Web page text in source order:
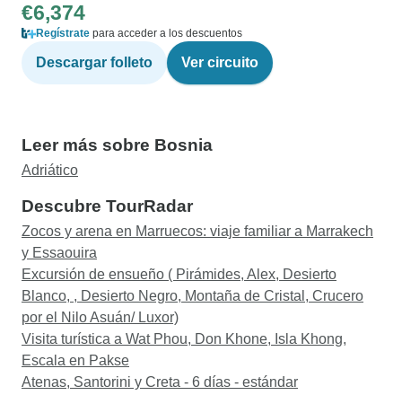
€6,374
Regístrate para acceder a los descuentos
Descargar folleto Ver circuito
Leer más sobre Bosnia
Adriático
Descubre TourRadar
Zocos y arena en Marruecos: viaje familiar a Marrakech
y Essaouira
Excursión de ensueño ( Pirámides, Alex, Desierto
Blanco, , Desierto Negro, Montaña de Cristal, Crucero
por el Nilo Asuán/ Luxor)
Visita turística a Wat Phou, Don Khone, Isla Khong,
Escala en Pakse
Atenas, Santorini y Creta - 6 días - estándar